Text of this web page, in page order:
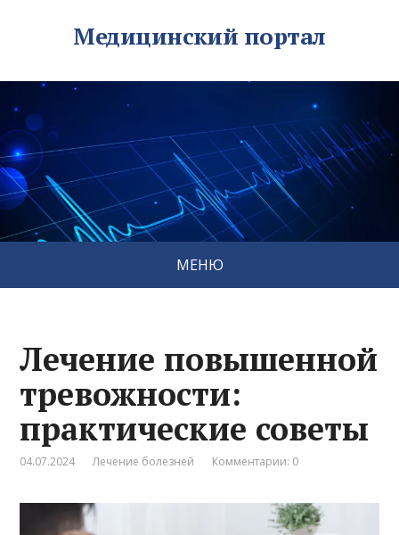
Медицинский портал
МЕНЮ
Лечение повышенной
тревожности:
практические советы
04.07.2024 Лечение болезней Комментарии: 0